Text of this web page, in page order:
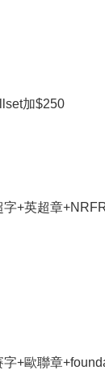
加$250
+英超章
+歐聯章